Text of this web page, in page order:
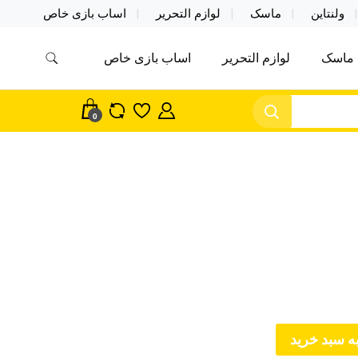
ولنتاین ماسک لوازم التحریر اساب بازی خاص
اکسسوری ماسک در واردات مستقیم
ماسک لوازم التحریر اساب بازی خاص
0
سبد خرید